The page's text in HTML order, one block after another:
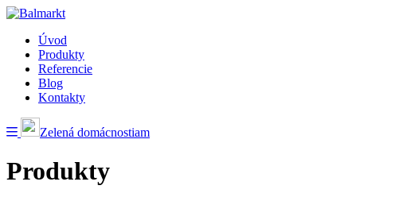
Úvod
Produkty
Referencie
Blog
Kontakty
Zelená domácnostiam
Produkty